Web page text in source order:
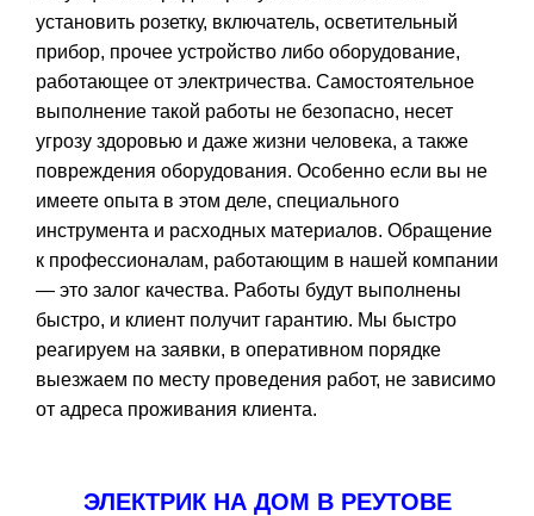
установить розетку, включатель, осветительный
прибор, прочее устройство либо оборудование,
работающее от электричества. Самостоятельное
выполнение такой работы не безопасно, несет
угрозу здоровью и даже жизни человека, а также
повреждения оборудования. Особенно если вы не
имеете опыта в этом деле, специального
инструмента и расходных материалов. Обращение
к профессионалам, работающим в нашей компании
— это залог качества. Работы будут выполнены
быстро, и клиент получит гарантию. Мы быстро
реагируем на заявки, в оперативном порядке
выезжаем по месту проведения работ, не зависимо
от адреса проживания клиента.
ЭЛЕКТРИК НА ДОМ В РЕУТОВЕ